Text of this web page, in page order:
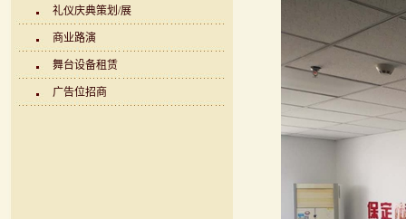
礼仪庆典策划/展
商业路演
舞台设备租赁
广告位招商